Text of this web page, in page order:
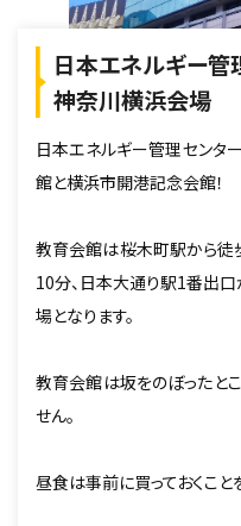
日本エネルギー管
神奈川横浜会場
日本エネルギー管理セン
館と横浜市開港記念会館！
教育会館は桜木町駅から徒
10分、日本大通り駅1番出
場となります。
教育会館は坂をのぼったと
せん。
昼食は事前に買っておくこと